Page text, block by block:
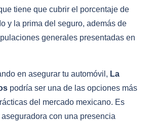
tiene que cubrir el porcentaje de
y la prima del seguro, además de
generales presentadas en
en asegurar tu automóvil, La
podría ser una de las opciones más
del mercado mexicano. Es
con una presencia